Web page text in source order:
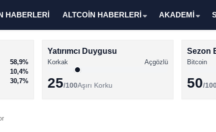
HABERLERİ ALTCOİN HABERLERİ AKADEMİ
58,9%
10,4%
30,7%
Yatırımcı Duygusu
Korkak Açgözlü
25/100Aşırı Korku
Sezon
Bitcoin
50/